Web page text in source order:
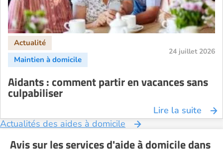
24 juillet 2026
Aidants : comment partir en vacances sans
culpabiliser
Lire la suite
Actualités des aides à domicile
Avis sur les services d'aide à domicile dans